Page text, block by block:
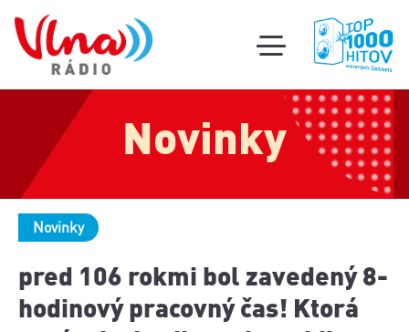
toggle
mobile
menu
Novinky
Novinky
pred 106 rokmi bol zavedený 8-
hodinový pracovný čas! Ktorá